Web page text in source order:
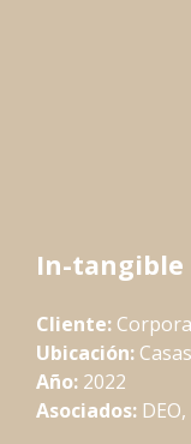
In-tangible
Cliente:
Ubicación:
Año: 2022
Asociados: